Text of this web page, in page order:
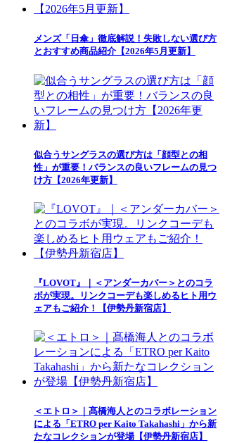
メンズ「日傘」徹底解説！失敗しない選び方
とおすすめ商品紹介【2026年5月更新】
似合うサングラスの選び方は「顔型との相
性」が重要！バランスの良いフレームの見つ
け方【2026年更新】
『LOVOT』｜＜アンダーカバー＞とのコラ
ボが実現。リンクコーデも楽しめるヒト用ウ
ェアもご紹介！【伊勢丹新宿店】
＜エトロ＞｜髙橋海人とのコラボレーション
による「ETRO per Kaito Takahashi」から新
たなコレクションが登場【伊勢丹新宿店】